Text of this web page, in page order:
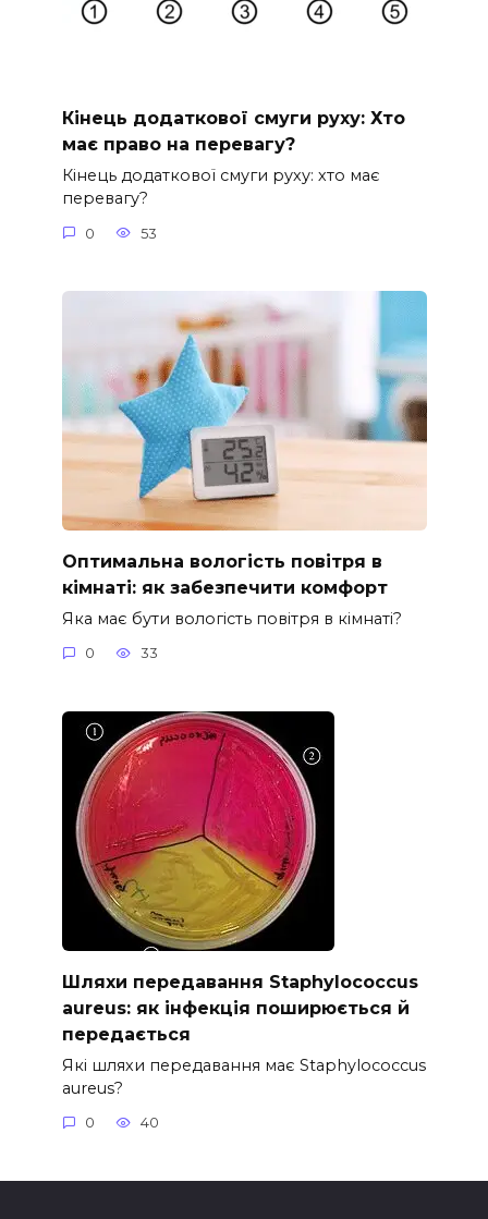
Кінець додаткової смуги руху: Хто
має право на перевагу?
Кінець додаткової смуги руху: хто має
перевагу?
0 53
Оптимальна вологість повітря в
кімнаті: як забезпечити комфорт
Яка має бути вологість повітря в кімнаті?
0 33
Шляхи передавання Staphylococcus
aureus: як інфекція поширюється й
передається
Які шляхи передавання має Staphylococcus
aureus?
0 40